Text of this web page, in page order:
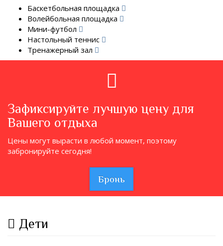
Баскетбольная площадка
Волейбольная площадка
Мини-футбол
Настольный теннис
Тренажерный зал
Зафиксируйте лучшую цену для
Вашего отдыха
Цены могут вырасти в любой момент, поэтому
забронируйте сегодня!
Бронь
Дети